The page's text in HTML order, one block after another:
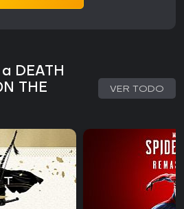
DEATH
THE
VER TODO